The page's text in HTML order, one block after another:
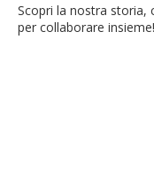
Scopri la nostra storia,
per collaborare insieme!